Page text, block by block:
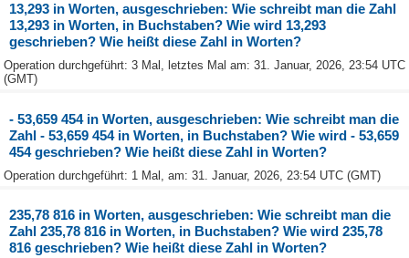
13,293 in Worten, ausgeschrieben: Wie schreibt man die Zahl
13,293 in Worten, in Buchstaben? Wie wird 13,293
geschrieben? Wie heißt diese Zahl in Worten?
Operation durchgeführt: 3 Mal, letztes Mal am: 31. Januar, 2026, 23:54 UTC
(GMT)
- 53,659 454 in Worten, ausgeschrieben: Wie schreibt man die
Zahl - 53,659 454 in Worten, in Buchstaben? Wie wird - 53,659
454 geschrieben? Wie heißt diese Zahl in Worten?
Operation durchgeführt: 1 Mal, am: 31. Januar, 2026, 23:54 UTC (GMT)
235,78 816 in Worten, ausgeschrieben: Wie schreibt man die
Zahl 235,78 816 in Worten, in Buchstaben? Wie wird 235,78
816 geschrieben? Wie heißt diese Zahl in Worten?